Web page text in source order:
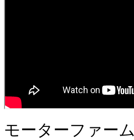
モーターファーム